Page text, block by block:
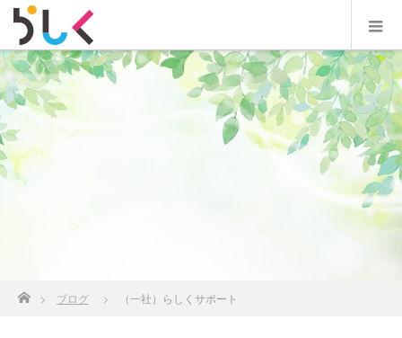
ブログ （一社）らしくサポート